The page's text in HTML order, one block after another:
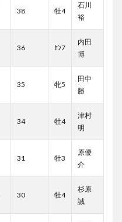
38 牡4
石川
裕
36 ｾﾝ7
内田
博
35 牝5
田中
勝
34 牡4
津村
明
31 牡3
原優
介
30 牡4
杉原
誠